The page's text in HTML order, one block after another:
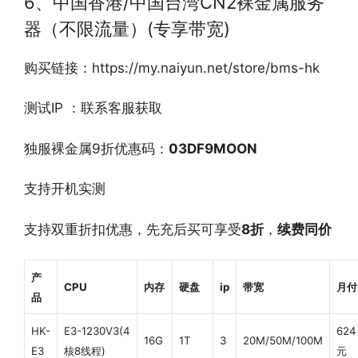
器（不限流量）(专享带宽)
购买链接：https://my.naiyun.net/store/bms-hk
测试IP ：联系客服获取
独服裸金属9折优惠码： 03DF9MOON
支持开机实测
支持双重折扣优惠，先充后买可享受8折， 续费同价
产
品
CPU 内存 硬盘 ip 带宽 月付
HK-
E3
E3-1230V3(4
核8线程)
16G 1T 3 20M/50M/100M
624
元